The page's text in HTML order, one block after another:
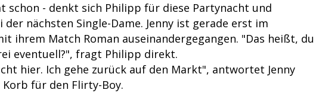
schon - denkt sich Philipp für diese Partynacht und
nächsten Single-Dame. Jenny ist gerade erst im
ihrem Match Roman auseinandergegangen. "Das heißt, du
eventuell?", fragt Philipp direkt.
hier. Ich gehe zurück auf den Markt", antwortet Jenny
für den Flirty-Boy.